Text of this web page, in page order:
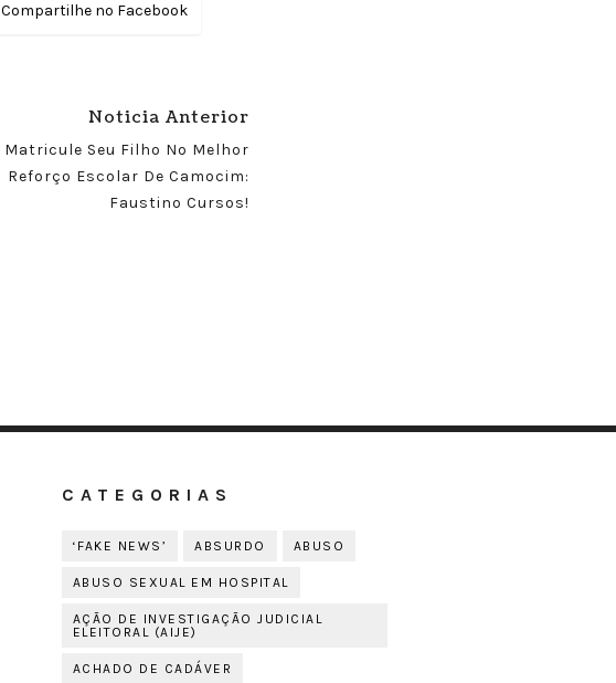
Compartilhe no Facebook
Noticia Anterior
Matricule Seu Filho No Melhor
Reforço Escolar De Camocim:
Faustino Cursos!
CATEGORIAS
‘FAKE NEWS’ ABSURDO ABUSO
ABUSO SEXUAL EM HOSPITAL
AÇÃO DE INVESTIGAÇÃO JUDICIAL
ELEITORAL (AIJE)
ACHADO DE CADÁVER